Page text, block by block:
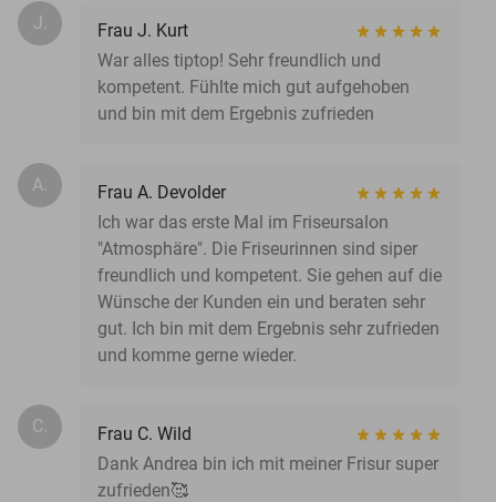
J.
Frau J. Kurt
War alles tiptop! Sehr freundlich und
kompetent. Fühlte mich gut aufgehoben
und bin mit dem Ergebnis zufrieden
A.
Frau A. Devolder
Ich war das erste Mal im Friseursalon
"Atmosphäre". Die Friseurinnen sind siper
freundlich und kompetent. Sie gehen auf die
Wünsche der Kunden ein und beraten sehr
gut. Ich bin mit dem Ergebnis sehr zufrieden
und komme gerne wieder.
C.
Frau C. Wild
Dank Andrea bin ich mit meiner Frisur super
zufrieden🥰